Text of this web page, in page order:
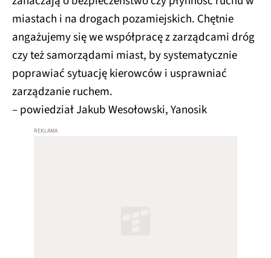
miastach i na drogach pozamiejskich. Chętnie
angażujemy się we współpracę z zarządcami dróg
czy też samorządami miast, by systematycznie
poprawiać sytuację kierowców i usprawniać
zarządzanie ruchem.
– powiedział Jakub Wesołowski, Yanosik